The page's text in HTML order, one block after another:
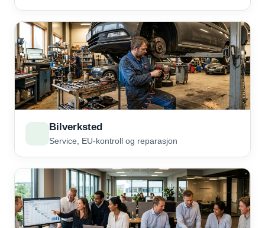
Bilverksted
Service, EU-kontroll og reparasjon